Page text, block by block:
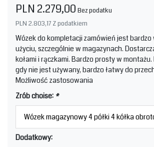
PLN 2.279,00 Bez podatku
PLN 2.803,17 Z podatkiem
Wózek do kompletacji zamówień jest
użyciu, szczególnie w magazynach.
kołami i rączkami. Bardzo prosty w
gdy nie jest używany, bardzo łatwy do
Możliwość zastosowania
Zrób choise: *
Dodatkowy: